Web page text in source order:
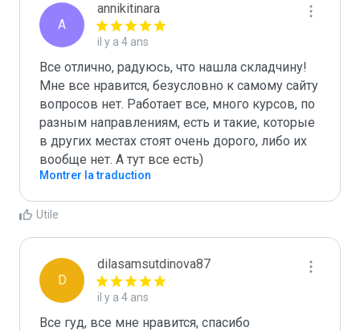
A
annikitinara
il y a 4 ans
Все отлично, радуюсь, что нашла складчину!
Мне все нравится, безусловно к самому сайту
вопросов нет. Работает все, много курсов, по
разным направлениям, есть и такие, которые
в других местах стоят очень дорого, либо их
вообще нет. А тут все есть)
Montrer la traduction
Utile
D
dilasamsutdinova87
il y a 4 ans
Все гуд, все мне нравится, спасибо